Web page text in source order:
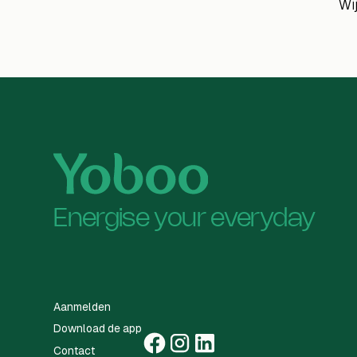
Energise your everyday
Aanmelden
Download de app
Contact